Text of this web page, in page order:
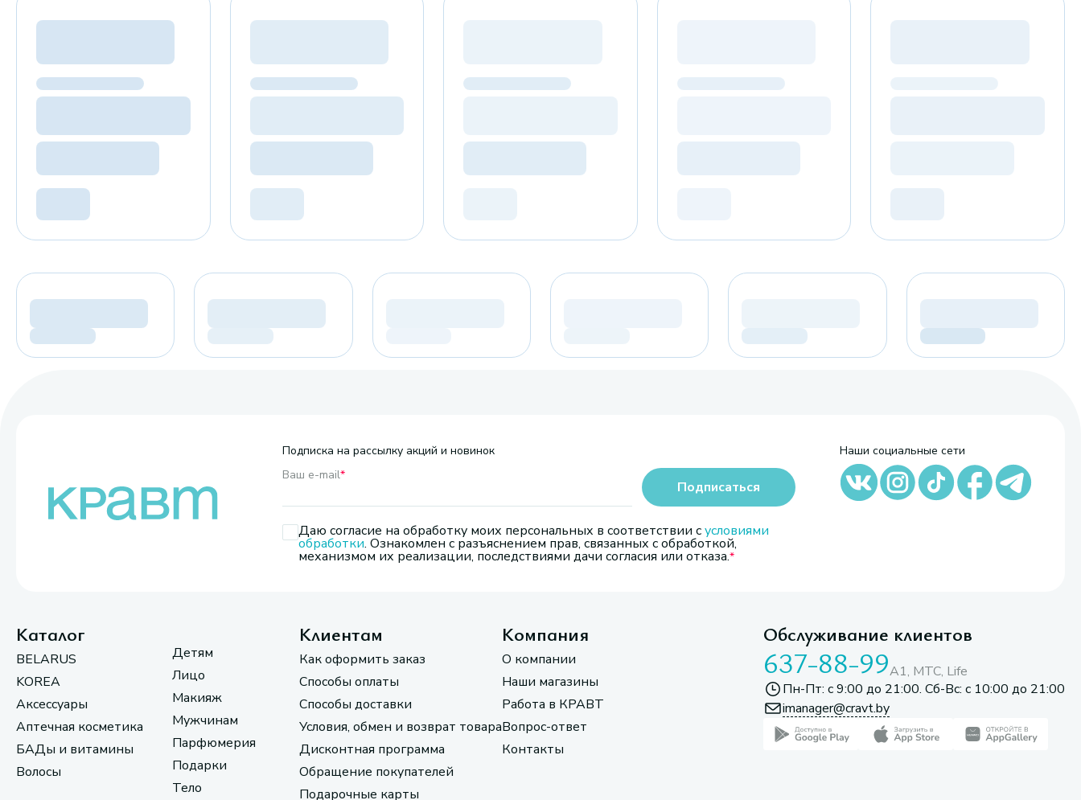
Подписка на рассылку акций и новинок
Ваш e-mail*
Даю согласие на обработку моих персональных в соответствии сусловиями
обработки. Ознакомлен с разъяснением прав, связанных с обработкой,
механизмом их реализации, последствиями дачи согласия или отказа.
Подписаться
Наши социальные сети
Каталог
BELARUS
KOREA
Аксессуары
Аптечная косметика
БАДы и витамины
Волосы
Детям
Лицо
Макияж
Мужчинам
Парфюмерия
Подарки
Тело
Клиентам
Как оформить заказ
Способы оплаты
Способы доставки
Условия, обмен и возврат товара
Дисконтная программа
Обращение покупателей
Подарочные карты
Компания
О компании
Наши магазины
Работа в КРАВТ
Вопрос-ответ
Контакты
Обслуживание клиентов
637-88-99A1, МТС, Life
Пн-Пт: с 9:00 до 21:00. Сб-Вс: с 10:00 до 21:00
imanager@cravt.by